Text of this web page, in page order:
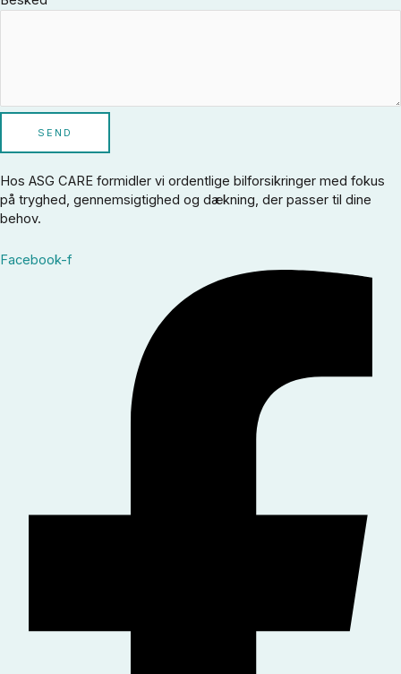
SEND
Hos ASG CARE formidler vi ordentlige bilforsikringer med fokus
på tryghed, gennemsigtighed og dækning, der passer til dine
behov.
Facebook-f